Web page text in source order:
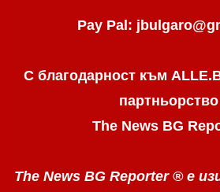
Pay Pal:
С благодарност към
The News BG
The News BG Reporter ® е